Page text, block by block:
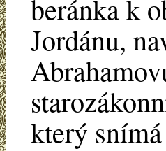
beránka k
Jordánu,
který